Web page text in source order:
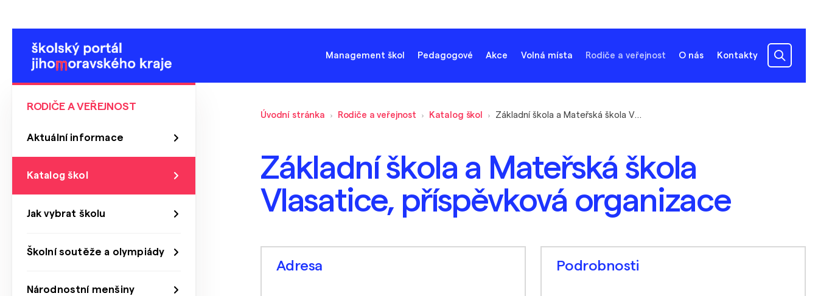
Management škol Pedagogové Akce Volná místa Rodiče a veřejnost O nás Kontakty
Úvodní stránka Rodiče a veřejnost Katalog škol Základní škola a Mateřská škola Vlasatice, příspěvková organizace
Základní škola a Mateřská škola
Vlasatice, příspěvková organizace
Adresa Podrobnosti
RODIČE A VEŘEJNOST
Aktuální informace
Katalog škol
Jak vybrat školu
Školní soutěže a olympiády
Národnostní menšiny